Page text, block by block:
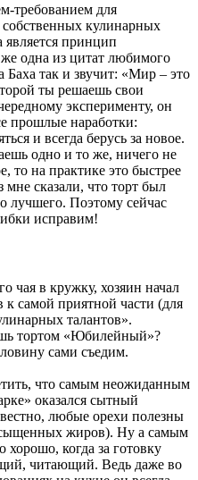
требованием для
кулинарных
является принцип
одна из цитат любимого
Баха так и звучит: «Мир – это
ты решаешь свои
эксперименту, он
прошлые наработки:
и всегда берусь за новое.
одно и то же, ничего не
то на практике это быстрее
сказали, что торт был
лучшего. Поэтому сейчас
исправим!
чая в кружку, хозяин начал
к самой приятной части (для
талантов».
тортом «Юбилейный»?
сами съедим.
что самым неожиданным
оказался сытный
любые орехи полезны
жиров). Ну а самым
когда за готовку
читающий. Ведь даже во